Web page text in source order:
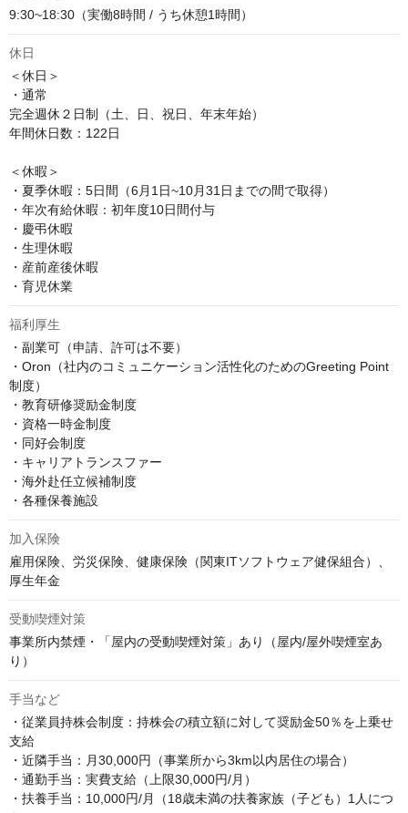
9:30~18:30（実働8時間 / うち休憩1時間）
休日
＜休日＞
・通常
完全週休２日制（土、日、祝日、年末年始）
年間休日数：122日
＜休暇＞
・夏季休暇：5日間（6月1日~10月31日までの間で取得）
・年次有給休暇：初年度10日間付与
・慶弔休暇
・生理休暇
・産前産後休暇
・育児休業
福利厚生
・副業可（申請、許可は不要）
・Oron（社内のコミュニケーション活性化のためのGreeting Point
制度）
・教育研修奨励金制度
・資格一時金制度
・同好会制度
・キャリアトランスファー
・海外赴任立候補制度
・各種保養施設
加入保険
雇用保険、労災保険、健康保険（関東ITソフトウェア健保組合）、
厚生年金
受動喫煙対策
事業所内禁煙・「屋内の受動喫煙対策」あり（屋内/屋外喫煙室あ
り）
手当など
・従業員持株会制度：持株会の積立額に対して奨励金50％を上乗せ
支給
・近隣手当：月30,000円（事業所から3km以内居住の場合）
・通勤手当：実費支給（上限30,000円/月）
・扶養手当：10,000円/月（18歳未満の扶養家族（子ども）1人につ